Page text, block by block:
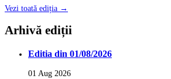
Vezi toată ediția →
Arhivă ediții
Editia din 01/08/2026
01 Aug 2026